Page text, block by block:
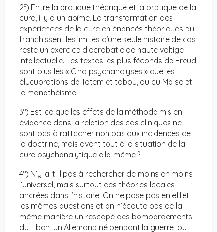
2°) Entre la pratique théorique et la pratique de la
cure, il y a un abîme. La transformation des
expériences de la cure en énoncés théoriques qui
franchissent les limites d’une seule histoire de cas
reste un exercice d’acrobatie de haute voltige
intellectuelle. Les textes les plus féconds de Freud
sont plus les « Cinq psychanalyses » que les
élucubrations de Totem et tabou, ou du Moïse et
le monothéisme.
3°) Est-ce que les effets de la méthode mis en
évidence dans la relation des cas cliniques ne
sont pas à rattacher non pas aux incidences de
la doctrine, mais avant tout à la situation de la
cure psychanalytique elle-même ?
4°) N’y-a-t-il pas à rechercher de moins en moins
l’universel, mais surtout des théories locales
ancrées dans l’histoire. On ne pose pas en effet
les mêmes questions et on n’écoute pas de la
même manière un rescapé des bombardements
du Liban, un Allemand né pendant la guerre, ou